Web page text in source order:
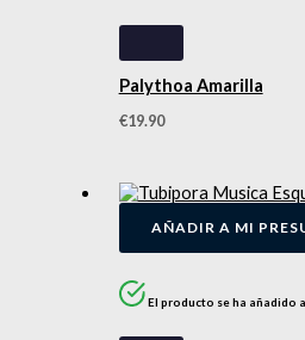
Palythoa Amarilla
€19.90
AÑADIR A MI
El producto se ha añadido